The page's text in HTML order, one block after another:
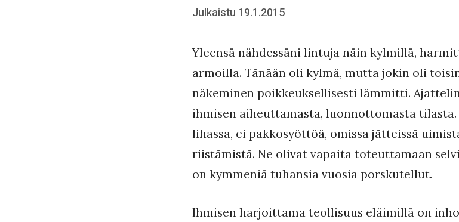
Posted
Julkaistu 19.1.2015
J
a
a
k
k
o
Yleensä nähdessäni lintuja näin kylmillä,
armoilla. Tänään oli kylmä, mutta jokin oli
näkeminen poikkeuksellisesti lämmitti.
ihmisen aiheuttamasta, luonnottomasta
lihassa, ei pakkosyöttöä, omissa jätteissä
riistämistä. Ne olivat vapaita toteuttamaan
on kymmeniä tuhansia vuosia porskutellut.
Ihmisen harjoittama teollisuus eläimillä on